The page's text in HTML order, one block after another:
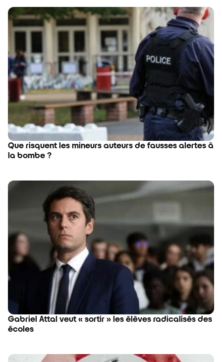
Que risquent les mineurs auteurs de fausses alertes à
la bombe ?
Gabriel Attal veut « sortir » les élèves radicalisés des
écoles